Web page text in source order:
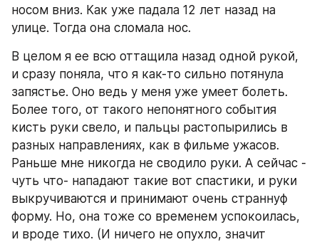
носом вниз. Как уже падала 12 лет назад на
улице. Тогда она сломала нос.
В целом я ее всю оттащила назад одной рукой,
и сразу поняла, что я как-то сильно потянула
запястье. Оно ведь у меня уже умеет болеть.
Более того, от такого непонятного события
кисть руки свело, и пальцы растопырились в
разных направлениях, как в фильме ужасов.
Раньше мне никогда не сводило руки. А сейчас -
чуть что- нападают такие вот спастики, и руки
выкручиваются и принимают очень страннуф
форму. Но, она тоже со временем успокоилась,
и вроде тихо. (И ничего не опухло, значит